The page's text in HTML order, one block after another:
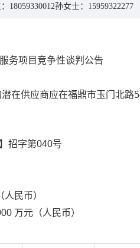
18059330012孙女士：15959322277
务项目竞争性谈判公告
在供应商应在福鼎市玉门北
招字第040号
民币）
万元（人民币）